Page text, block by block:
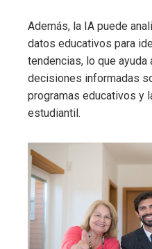
Además, la IA puede
datos educativos para
tendencias, lo que
decisiones informadas
programas educativos y
estudiantil.